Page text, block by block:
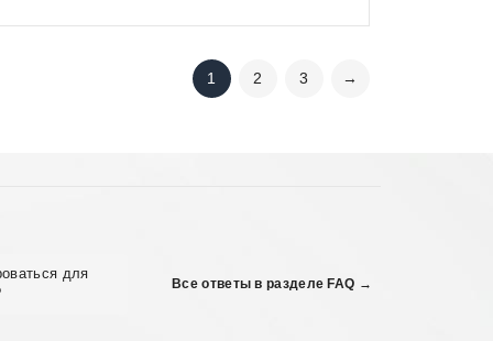
1 2 3 →
для
Все ответы в разделе FAQ →